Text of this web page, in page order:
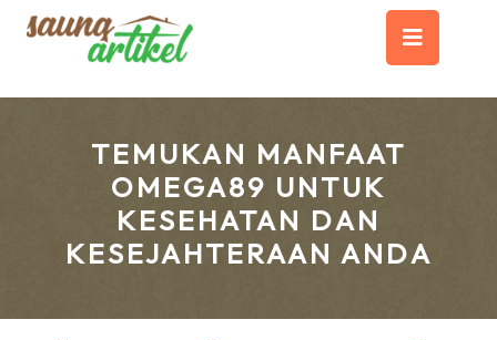
TEMUKAN MANFAAT
OMEGA89 UNTUK
KESEHATAN DAN
KESEJAHTERAAN ANDA